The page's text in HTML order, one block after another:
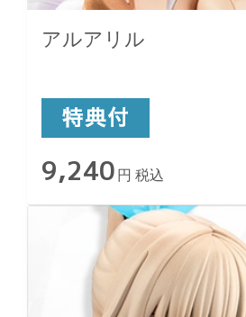
アルアリル
9,240 円 税込